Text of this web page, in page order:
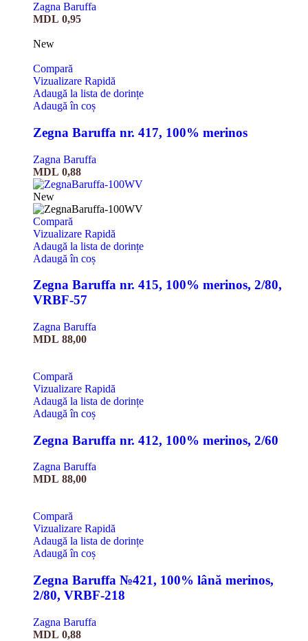
Zagna Baruffa
MDL 0,95
New
Compară
Vizualizare Rapidă
Adaugă la lista de dorințe
Adaugă în coș
Zegna Baruffa nr. 417, 100% merinos
Zagna Baruffa
MDL 0,88
New
Compară
Vizualizare Rapidă
Adaugă la lista de dorințe
Adaugă în coș
Zegna Baruffa nr. 415, 100% merinos, 2/80,
VRBF-57
Zagna Baruffa
MDL 88,00
Compară
Vizualizare Rapidă
Adaugă la lista de dorințe
Adaugă în coș
Zegna Baruffa nr. 412, 100% merinos, 2/60
Zagna Baruffa
MDL 88,00
Compară
Vizualizare Rapidă
Adaugă la lista de dorințe
Adaugă în coș
Zegna Baruffa №421, 100% lână merinos,
2/80, VRBF-218
Zagna Baruffa
MDL 0,88